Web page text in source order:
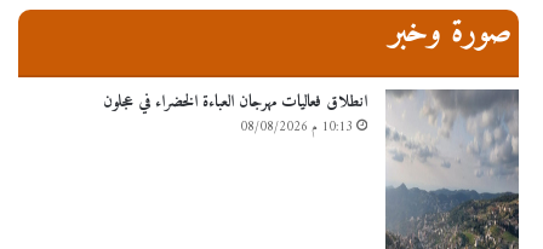
صورة وخبر
انطلاق فعاليات مهرجان العباءة الخضراء في عجلون
10:13 م 08/08/2026